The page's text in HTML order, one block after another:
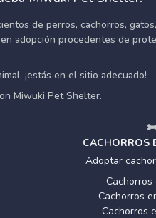
de perros, cachorros,
adopción procedentes de
¡estás en el sitio adecuado!
Miwuki Pet Shelter.
CACHORROS
Adoptar
Cachorros
Cachorros
Cachorros